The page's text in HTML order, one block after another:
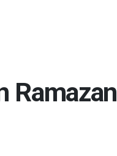
Ramazan